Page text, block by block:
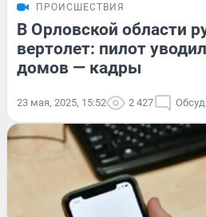
ПРОИСШЕСТВИЯ
В Орловской области
вертолет: пилот
домов — кадры
23 мая, 2025, 15:52 2 427